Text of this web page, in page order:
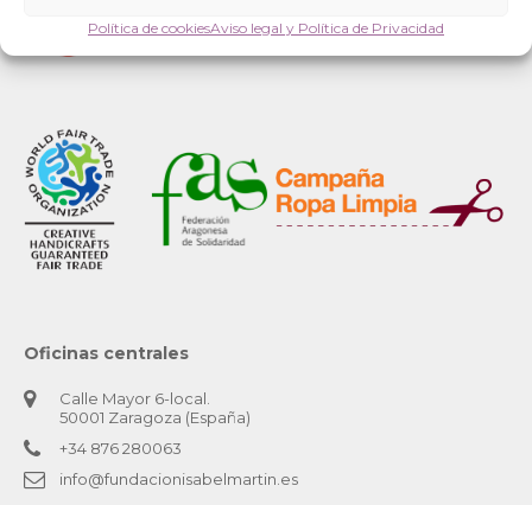
Política de cookiesAviso legal y Política de Privacidad
Oficinas centrales
Calle Mayor 6-local.
50001 Zaragoza (España)
+34 876 280063
info@fundacionisabelmartin.es